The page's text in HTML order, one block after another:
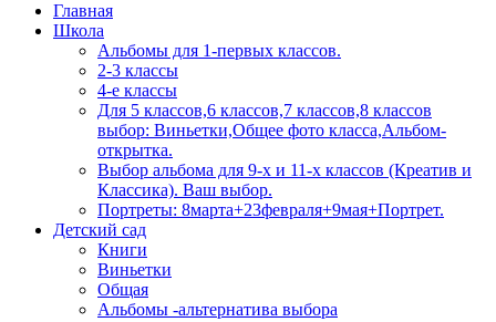
Главная
Школа
Альбомы для 1-первых классов.
2-3 классы
4-е классы
Для 5 классов,6 классов,7 классов,8 классов
выбор: Виньетки,Общее фото класса,Альбом-
открытка.
Выбор альбома для 9-х и 11-х классов (Креатив и
Классика). Ваш выбор.
Портреты: 8марта+23февраля+9мая+Портрет.
Детский сад
Книги
Виньетки
Общая
Альбомы -альтернатива выбора